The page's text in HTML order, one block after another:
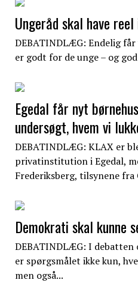
Ungeråd skal have
DEBATINDLÆG: Endelig
er godt for de unge – og
Egedal får nyt
undersøgt, hvem vi
DEBATINDLÆG: KLAX er
privatinstitution i Egedal,
Frederiksberg, tilsynene fra
Demokrati skal kunne
DEBATINDLÆG: I
er spørgsmålet ikke kun,
men også...